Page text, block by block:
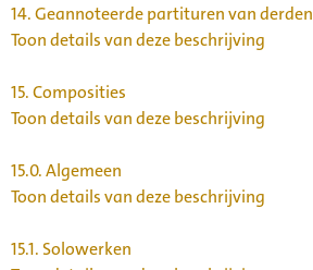
14.Geannoteerde partituren van derden
Toon details van deze beschrijving
15.Composities
Toon details van deze beschrijving
15.0.Algemeen
Toon details van deze beschrijving
15.1. Solowerken